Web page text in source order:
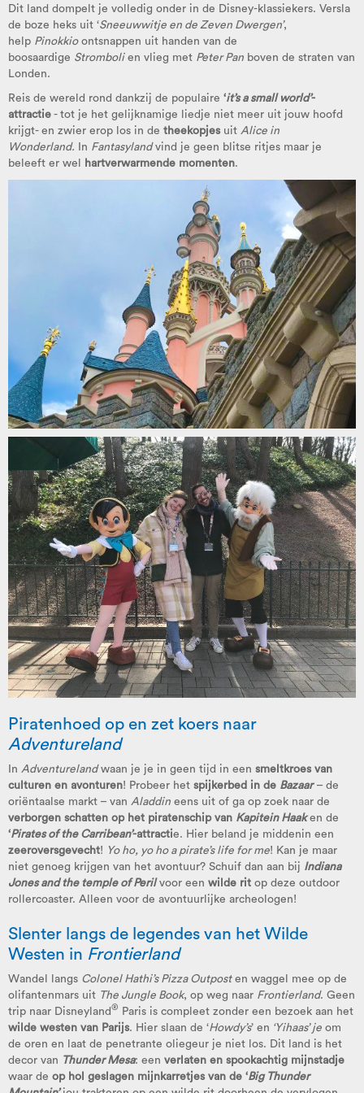
Dit land dompelt je volledig onder in de Disney-klassiekers. Versla
de boze heks uit ‘Sneeuwwitje en de Zeven Dwergen’,
help Pinokkioontsnappen uit handen van de
boosaardige Strombolien vlieg met Peter Pan boven de straten van
Londen.
Reis de wereld rond dankzij de populaire ‘it’s a small world’-
attractie - tot je het gelijknamige liedje niet meer uit jouw hoofd
krijgt- en zwier erop los in de theekopjesuit Alice in
Wonderland. In Fantasylandvind je geen blitse ritjes maar je
beleeft er wel
hartverwarmende momenten.
Piratenhoed op en zet koers naar
Adventureland
In Adventurelandwaan je je in geen tijd in een smeltkroes van
culturen en avonturen! Probeer het spijkerbed in de Bazaar – de
oriëntaalse markt – van Aladdin eens uit of ga op zoek naar de
verborgen schatten op het piratenschip van Kapitein Haaken de
‘Pirates of the Carribean’-attractie. Hier beland je middenin een
zeeroversgevecht! Yo ho, yo ho a pirate’s life for me! Kan je maar
niet genoeg krijgen van het avontuur? Schuif dan aan bij Indiana
Jones and the temple of Perilvoor een wilde rit op deze outdoor
rollercoaster. Alleen voor de avontuurlijke archeologen!
Slenter langs de legendes van het Wilde
Westen in Frontierland
Wandel langs Colonel Hathi’s Pizza Outposten waggel mee op de
olifantenmars uit The Jungle Book, op weg naar Frontierland. Geen
trip naar Disneyland ®
Paris is compleet zonder een bezoek aan het
wilde westen van Parijs. Hier slaan de ‘Howdy’s’ en ‘Yihaas’ je om
de oren en laat de penetrante oliegeur je niet los. Dit land is het
decor van Thunder Mesa: een verlaten en spookachtig mijnstadje
waar de op hol geslagen mijnkarretjes van de ‘Big Thunder